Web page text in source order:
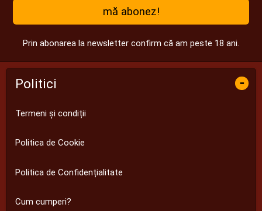
mă abonez!
Prin abonarea la newsletter confirm că am peste 18 ani.
Politici -
Termeni și condiții
Politica de Cookie
Politica de Confidențialitate
Cum cumperi?